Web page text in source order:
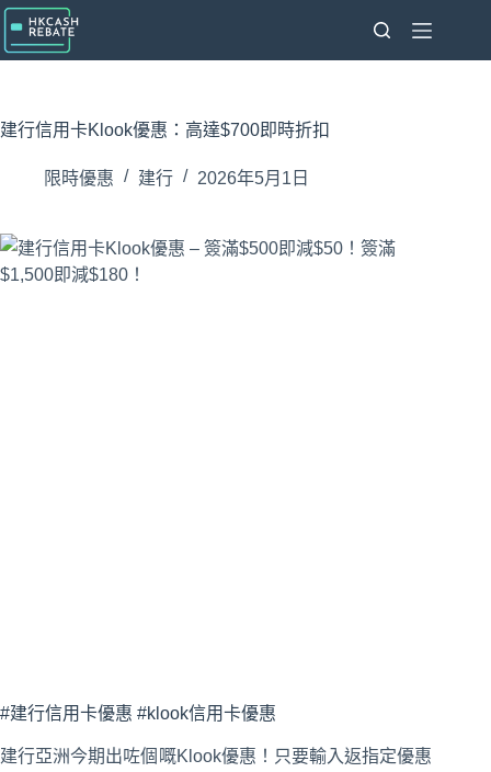
跳
至
主
內
建行信用卡Klook優惠：高達$700即時折扣
限時優惠 建行 2026年5月1日
#建行信用卡優惠 #klook信用卡優惠
建行亞洲今期出咗個嘅Klook優惠！只要輸入返指定優惠